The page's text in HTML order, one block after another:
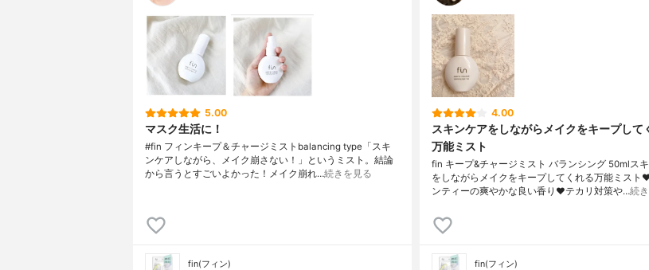
5.00
マスク生活に！
#fin フィンキープ＆チャージミストbalancing type「スキ
ンケアしながら、メイク崩さない！」というミスト。結論
から言うとすごいよかった！メイク崩れ…続きを見る
fin(フィン)
4.00
スキンケアをしながらメイクをキープして
万能ミスト
fin キープ&チャージミスト バランシング 50mlス
をしながらメイクをキープしてくれる万能ミスト
ンティーの爽やかな良い香り❤️テカリ対策や…続
fin(フィン)